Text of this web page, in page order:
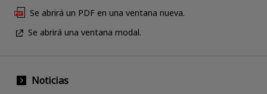
Se abrirá un PDF en una ventana nueva.
Se abrirá una ventana modal.
Noticias